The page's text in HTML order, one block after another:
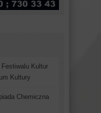
Kultur
Kultury
Chemiczna